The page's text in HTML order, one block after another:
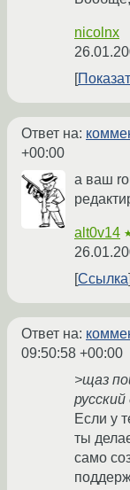
nicolnx
Ответ на:
+00:00
а ваш
alt0v14
Ссылка
Ответ на:
09:50:58 +00:00
>щаз
русский
Если у
ты
само